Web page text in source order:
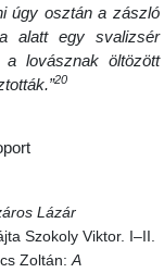
úgy osztán a zászló
alatt egy svalizsér
lovásznak öltözött
20
Lázár
Szokoly Viktor. I–II.
Zoltán:A